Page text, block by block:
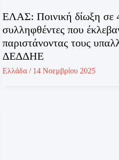
ΕΛΑΣ: Ποινική δίωξη σε
συλληφθέντες που
παριστάνοντας τους
ΔΕΔΔΗΕ
Ελλάδα/ 14 Νοεμβρίου 2025